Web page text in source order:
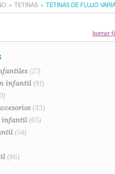
TETINAS TETINAS DE FLUJO
borrar
(27)
infantil (91)
(33)
infantil (65)
(54)
(86)